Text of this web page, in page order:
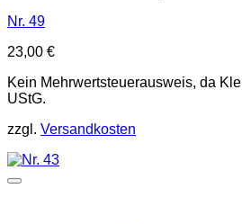
Nr. 49
23,00 €
Kein Mehrwertsteuerausweis, da
UStG.
zzgl. Versandkosten